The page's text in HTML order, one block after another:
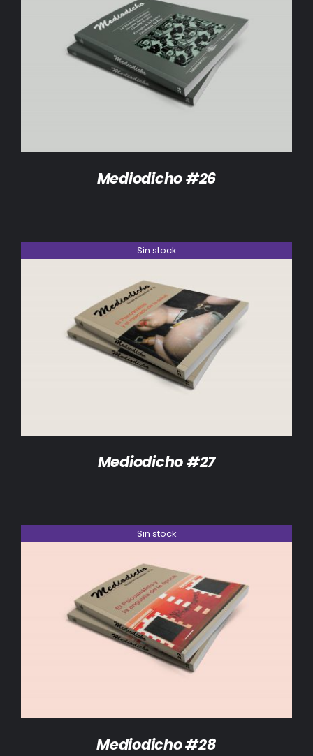
DETALLES
Mediodicho #26
Sin stock
DETALLES
Mediodicho #27
Sin stock
DETALLES
Mediodicho #28